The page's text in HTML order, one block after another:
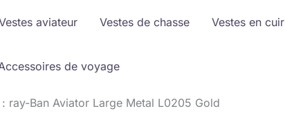
aviateur Vestes de chasse Vestes en cuir
de voyage
: ray-Ban Aviator Large Metal L0205 Gold